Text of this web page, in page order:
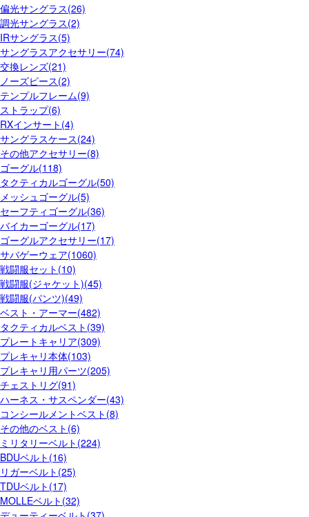
偏光サングラス(26)
調光サングラス(2)
IRサングラス(5)
サングラスアクセサリー(74)
交換レンズ(21)
ノーズピース(2)
テンプルフレーム(9)
ストラップ(6)
RXインサート(4)
サングラスケース(24)
その他アクセサリー(8)
ゴーグル(118)
タクティカルゴーグル(50)
メッシュゴーグル(5)
セーフティゴーグル(36)
バイカーゴーグル(17)
ゴーグルアクセサリー(17)
サバゲーウェア(1060)
戦闘服セット(10)
戦闘服(ジャケット)(45)
戦闘服(パンツ)(49)
ベスト・アーマー(482)
タクティカルベスト(39)
プレートキャリア(309)
プレキャリ本体(103)
プレキャリ用パーツ(205)
チェストリグ(91)
ハーネス・サスペンダー(43)
コンシールメントベスト(8)
その他のベスト(6)
ミリタリーベルト(224)
BDUベルト(16)
リガーベルト(25)
TDUベルト(17)
MOLLEベルト(32)